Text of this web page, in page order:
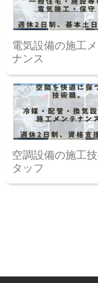
電気設備の施工
ナンス
空調設備の施工
タッフ